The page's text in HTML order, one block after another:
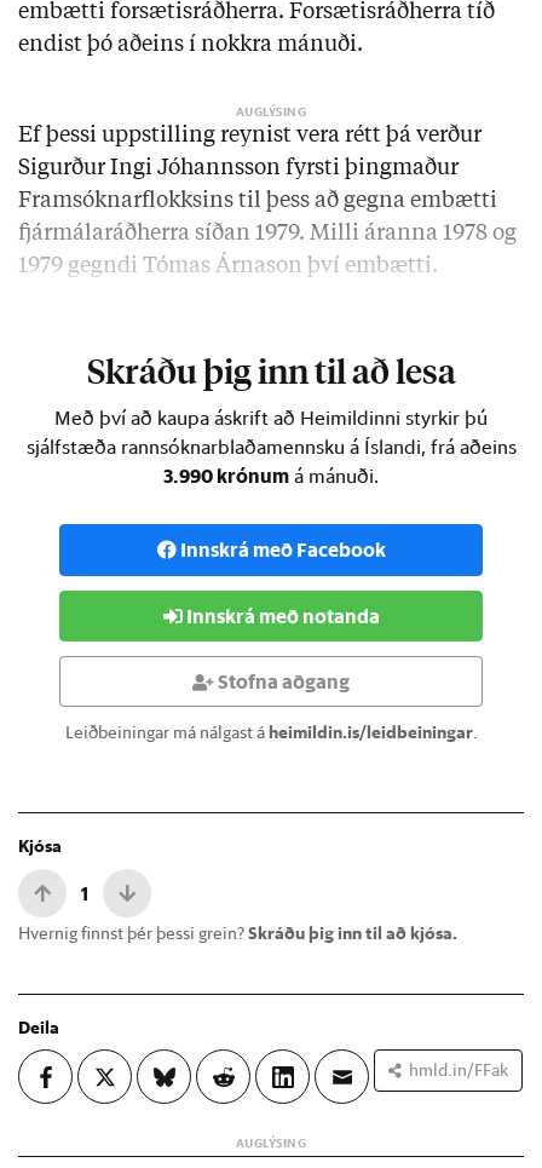
embætti forsætisráðherra. Forsætisráðherra tíð
endist þó aðeins í nokkra mánuði.
Ef þessi uppstilling reynist vera rétt þá verður
Sigurður Ingi Jóhannsson fyrsti þingmaður
Framsóknarflokksins til þess að gegna embætti
fjármálaráðherra síðan 1979. Milli áranna 1978 og
1979 gegndi Tómas Árnason því embætti.
Skráðu þig inn til að lesa
Með því að kaupa áskrift að Heimildinni styrkir þú
sjálfstæða rannsóknarblaðamennsku á Íslandi, frá aðeins
3.990 krónum á mánuði.
Innskrá með Facebook
Innskrá með notanda
Stofna aðgang
Leiðbeiningar má nálgast áheimildin.is/leidbeiningar.
Kjósa
1
Hvernig finnst þér þessi grein?Skráðu þig inn til að kjósa.
Deila
hmld.in/FFak